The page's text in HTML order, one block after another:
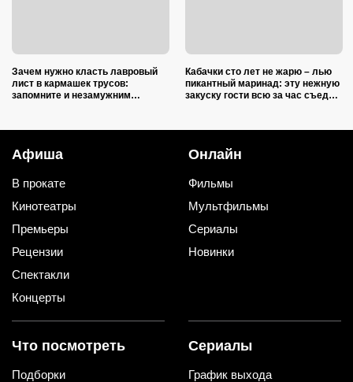
Зачем нужно класть лавровый
лист в кармашек трусов:
запомните и незамужним
Кабачки сто лет не жарю – лью
пикантный маринад: эту нежную
закуску гости всю за час съедят
Афиша
В прокате
Кинотеатры
Премьеры
Рецензии
Спектакли
Концерты
Онлайн
Фильмы
Мультфильмы
Сериалы
Новинки
Что посмотреть
Подборки
Сериалы
График выхода